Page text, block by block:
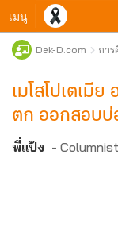
เมนู
Dek-D.com การ
เมโสโปเตเมี
ตก ออกสอบบ่
พี่แป้ง - Columnist